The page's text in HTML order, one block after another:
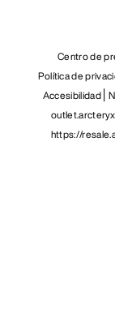
Centro de
Política de
Accesibilidad
https://